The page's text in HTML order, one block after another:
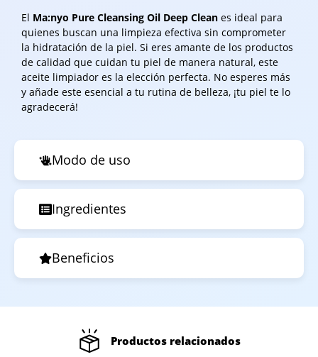
Modo de uso
Ingredientes
Beneficios
El Ma:nyo Pure Cleansing Oil Deep Clean es ideal para
quienes buscan una limpieza efectiva sin comprometer
la hidratación de la piel. Si eres amante de los productos
de calidad que cuidan tu piel de manera natural, este
aceite limpiador es la elección perfecta. No esperes más
y añade este esencial a tu rutina de belleza, ¡tu piel te lo
agradecerá!
Productos relacionados